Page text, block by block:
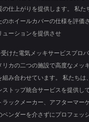
の仕上がりを提供します。 私た
のホイールカバーの仕様を評価
ューションを提供させ
けた電気メッキサービスプロ
リカの二つの施設で高度なメッ
組み合わせています。 私たちは
ストップ統合サービスを提供し
ックメーカー、アフターマー
ベンダーを介さずにプロフェッ